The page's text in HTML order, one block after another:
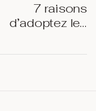
7 raisons
d’adoptez les
pharmaciens